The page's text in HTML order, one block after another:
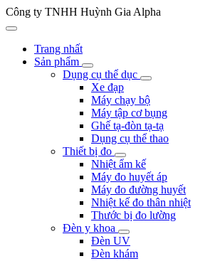
Công ty TNHH Huỳnh Gia Alpha
Trang nhất
Sản phẩm
Dụng cụ thể dục
Xe đạp
Máy chạy bộ
Máy tập cơ bụng
Ghế tạ-đòn tạ-tạ
Dụng cụ thể thao
Thiết bị đo
Nhiệt ẩm kế
Máy đo huyết áp
Máy đo đường huyết
Nhiệt kế đo thân nhiệt
Thước bị đo lường
Đèn y khoa
Đèn UV
Đèn khám